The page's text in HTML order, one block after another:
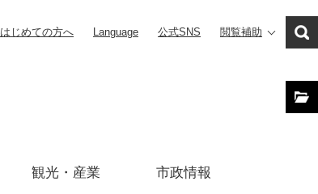
はじめての方へ Language 公式SNS 閲覧補助
観光・産業 市政情報